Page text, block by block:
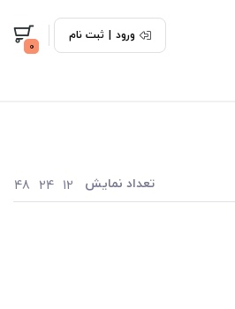
ورود | ثبت نام
0
تعداد نمایش 12
24
48